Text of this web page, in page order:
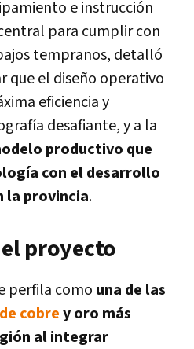
e instrucción
para cumplir con
tempranos, detalló
que el diseño operativo
eficiencia y
desafiante, y a la
productivo que
con el desarrollo
la provincia.
proyecto
perfila como una de las
cobrey oro más
al integrar